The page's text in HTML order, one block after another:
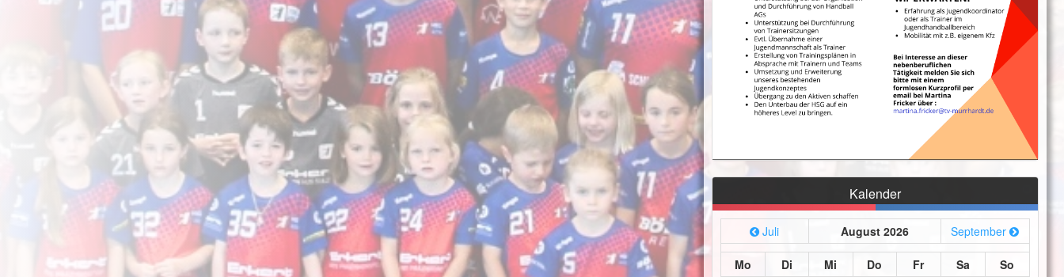
Kalender
Juli August 2026 September
Mo Di Mi Do Fr Sa
So